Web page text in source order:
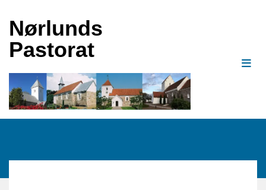
Nørlunds
Pastorat